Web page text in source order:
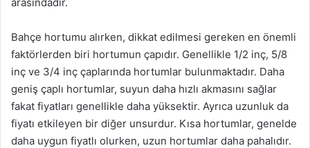
Bahçe hortumu alırken, dikkat edilmesi gereken en önemli
faktörlerden biri hortumun çapıdır. Genellikle 1/2 inç, 5/8
inç ve 3/4 inç çaplarında hortumlar bulunmaktadır. Daha
geniş çaplı hortumlar, suyun daha hızlı akmasını sağlar
fakat fiyatları genellikle daha yüksektir. Ayrıca uzunluk da
fiyatı etkileyen bir diğer unsurdur. Kısa hortumlar, genelde
daha uygun fiyatlı olurken, uzun hortumlar daha pahalıdır.